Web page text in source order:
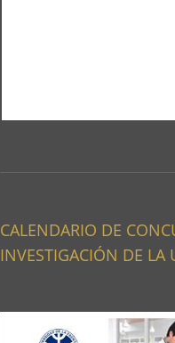
CALENDARIO DE
INVESTIGACIÓN DE LA